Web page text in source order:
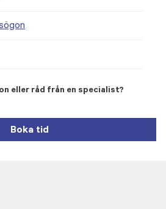
eller råd från en specialist?
Boka tid